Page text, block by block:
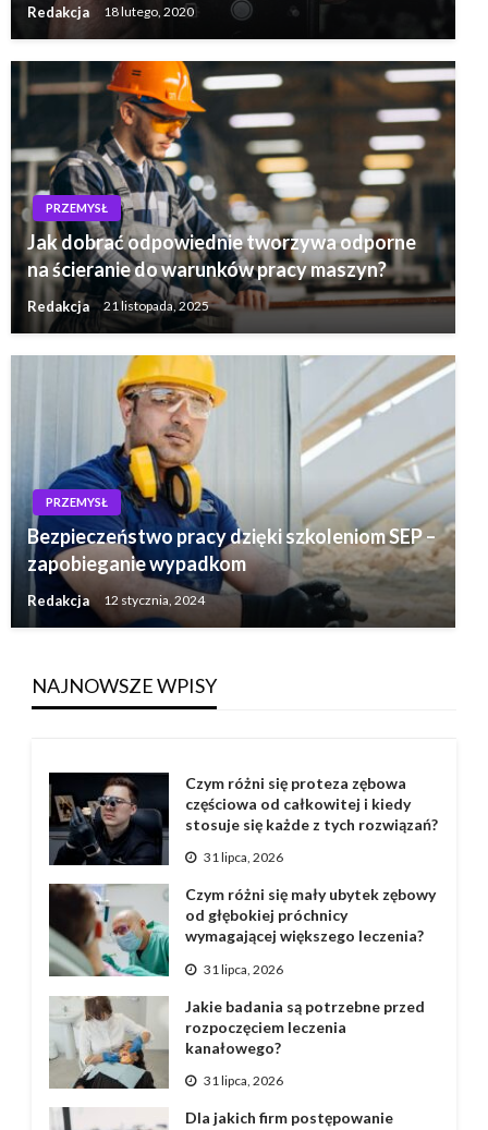
Redakcja 18 lutego, 2020
PRZEMYSŁ
Jak dobrać odpowiednie tworzywa odporne
na ścieranie do warunków pracy maszyn?
Redakcja 21 listopada, 2025
PRZEMYSŁ
Bezpieczeństwo pracy dzięki szkoleniom SEP –
zapobieganie wypadkom
Redakcja 12 stycznia, 2024
NAJNOWSZE WPISY
Czym różni się proteza zębowa
częściowa od całkowitej i kiedy
stosuje się każde z tych rozwiązań?
31 lipca, 2026
Czym różni się mały ubytek zębowy
od głębokiej próchnicy
wymagającej większego leczenia?
31 lipca, 2026
Jakie badania są potrzebne przed
rozpoczęciem leczenia
kanałowego?
31 lipca, 2026
Dla jakich firm postępowanie